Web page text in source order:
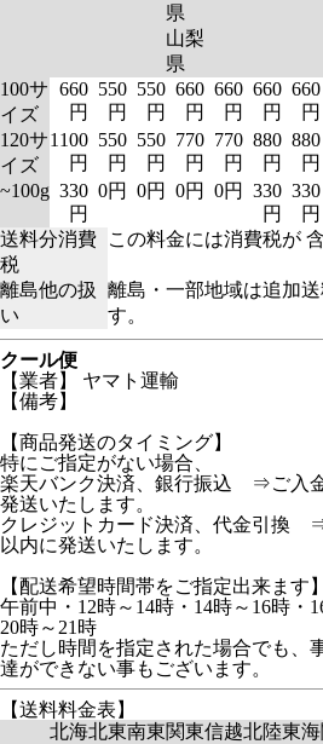
県
山梨
県
100サ
イズ
660
円
550
円
550
円
660
円
660
円
660
円
660
円
120サ
イズ
1100
円
550
円
550
円
770
円
770
円
880
円
880
円
~100g 330
円
0円 0円 0円 0円
330
円
330
円
送料分消費
税
この料金には消費税が
離島他の扱
い
離島・一部地域は追加
す。
クール便
【業者】 ヤマト運輸
【備考】
【商品発送のタイミング】
特にご指定がない場合、
楽天バンク決済、銀行振込 ⇒ご入
発送いたします。
クレジットカード決済、代金引換
以内に発送いたします。
【配送希望時間帯をご指定出来ます】
午前中・12時～14時・14時～16時・
20時～21時
ただし時間を指定された場合でも、
達ができない事もございます。
【送料料金表】
北海北東南東関東信越北陸東海